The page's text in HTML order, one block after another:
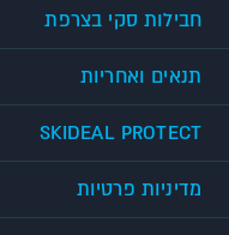
חבילות סקי בצרפת
תנאים ואחריות
SKIDEAL PROTECT
מדיניות פרטיות